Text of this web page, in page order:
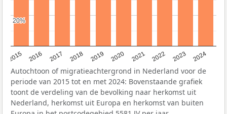
2015 2016 2017 2018 2019 2020 2021 2022 2023 2024
20%
20%
Autochtoon of migratieachtergrond in Nederland voor de
periode van 2015 tot en met 2024: Bovenstaande grafiek
toont de verdeling van de bevolking naar herkomst uit
Nederland, herkomst uit Europa en herkomst van buiten